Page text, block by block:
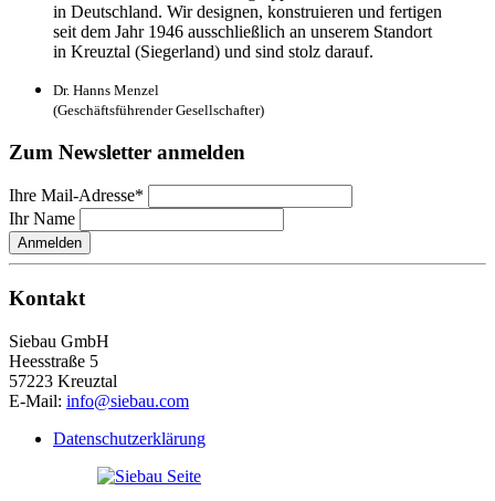
in Deutschland. Wir designen, konstruieren und fertigen
seit dem Jahr 1946 ausschließlich an unserem Standort
in Kreuztal (Siegerland) und sind stolz darauf.
Dr. Hanns Menzel
(Geschäftsführender Gesellschafter)
Zum Newsletter anmelden
Ihre Mail-Adresse*
Ihr Name
Anmelden
Kontakt
Siebau GmbH
Heesstraße 5
57223 Kreuztal
E-Mail: info@siebau.com
Datenschutzerklärung